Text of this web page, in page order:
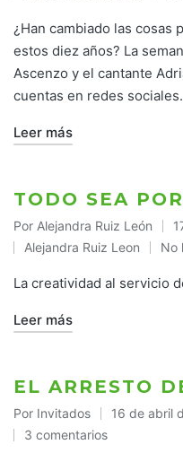
en
¿Han cambiado las cosas
estos diez años? La
Ascenzo y el cantante
cuentas en redes
Leer más
TODO SEA
Publicado
por
Por Alejandra Ruiz León
Publicado
en
Alejandra Ruiz Leon No
La creatividad al servicio
Leer más
EL ARRESTO
Publicado
por
Por Invitados 16 de abril
3 comentarios